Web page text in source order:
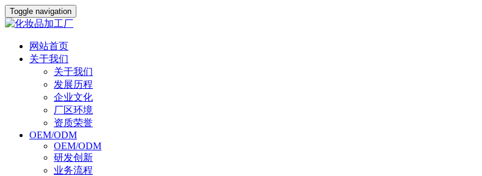
Toggle navigation
网站首页
关于我们
关于我们
发展历程
企业文化
厂区环境
资质荣誉
OEM/ODM
OEM/ODM
研发创新
业务流程